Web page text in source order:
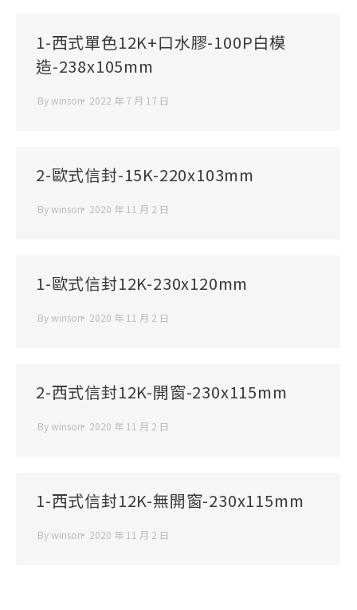
1-西式單色12K+口水膠-100P白模
造-238x105mm
Bywinson 2022 年 7 月 17 日
2-歐式信封-15K-220x103mm
Bywinson 2020 年 11 月 2 日
1-歐式信封12K-230x120mm
Bywinson 2020 年 11 月 2 日
2-西式信封12K-開窗-230x115mm
Bywinson 2020 年 11 月 2 日
1-西式信封12K-無開窗-230x115mm
Bywinson 2020 年 11 月 2 日